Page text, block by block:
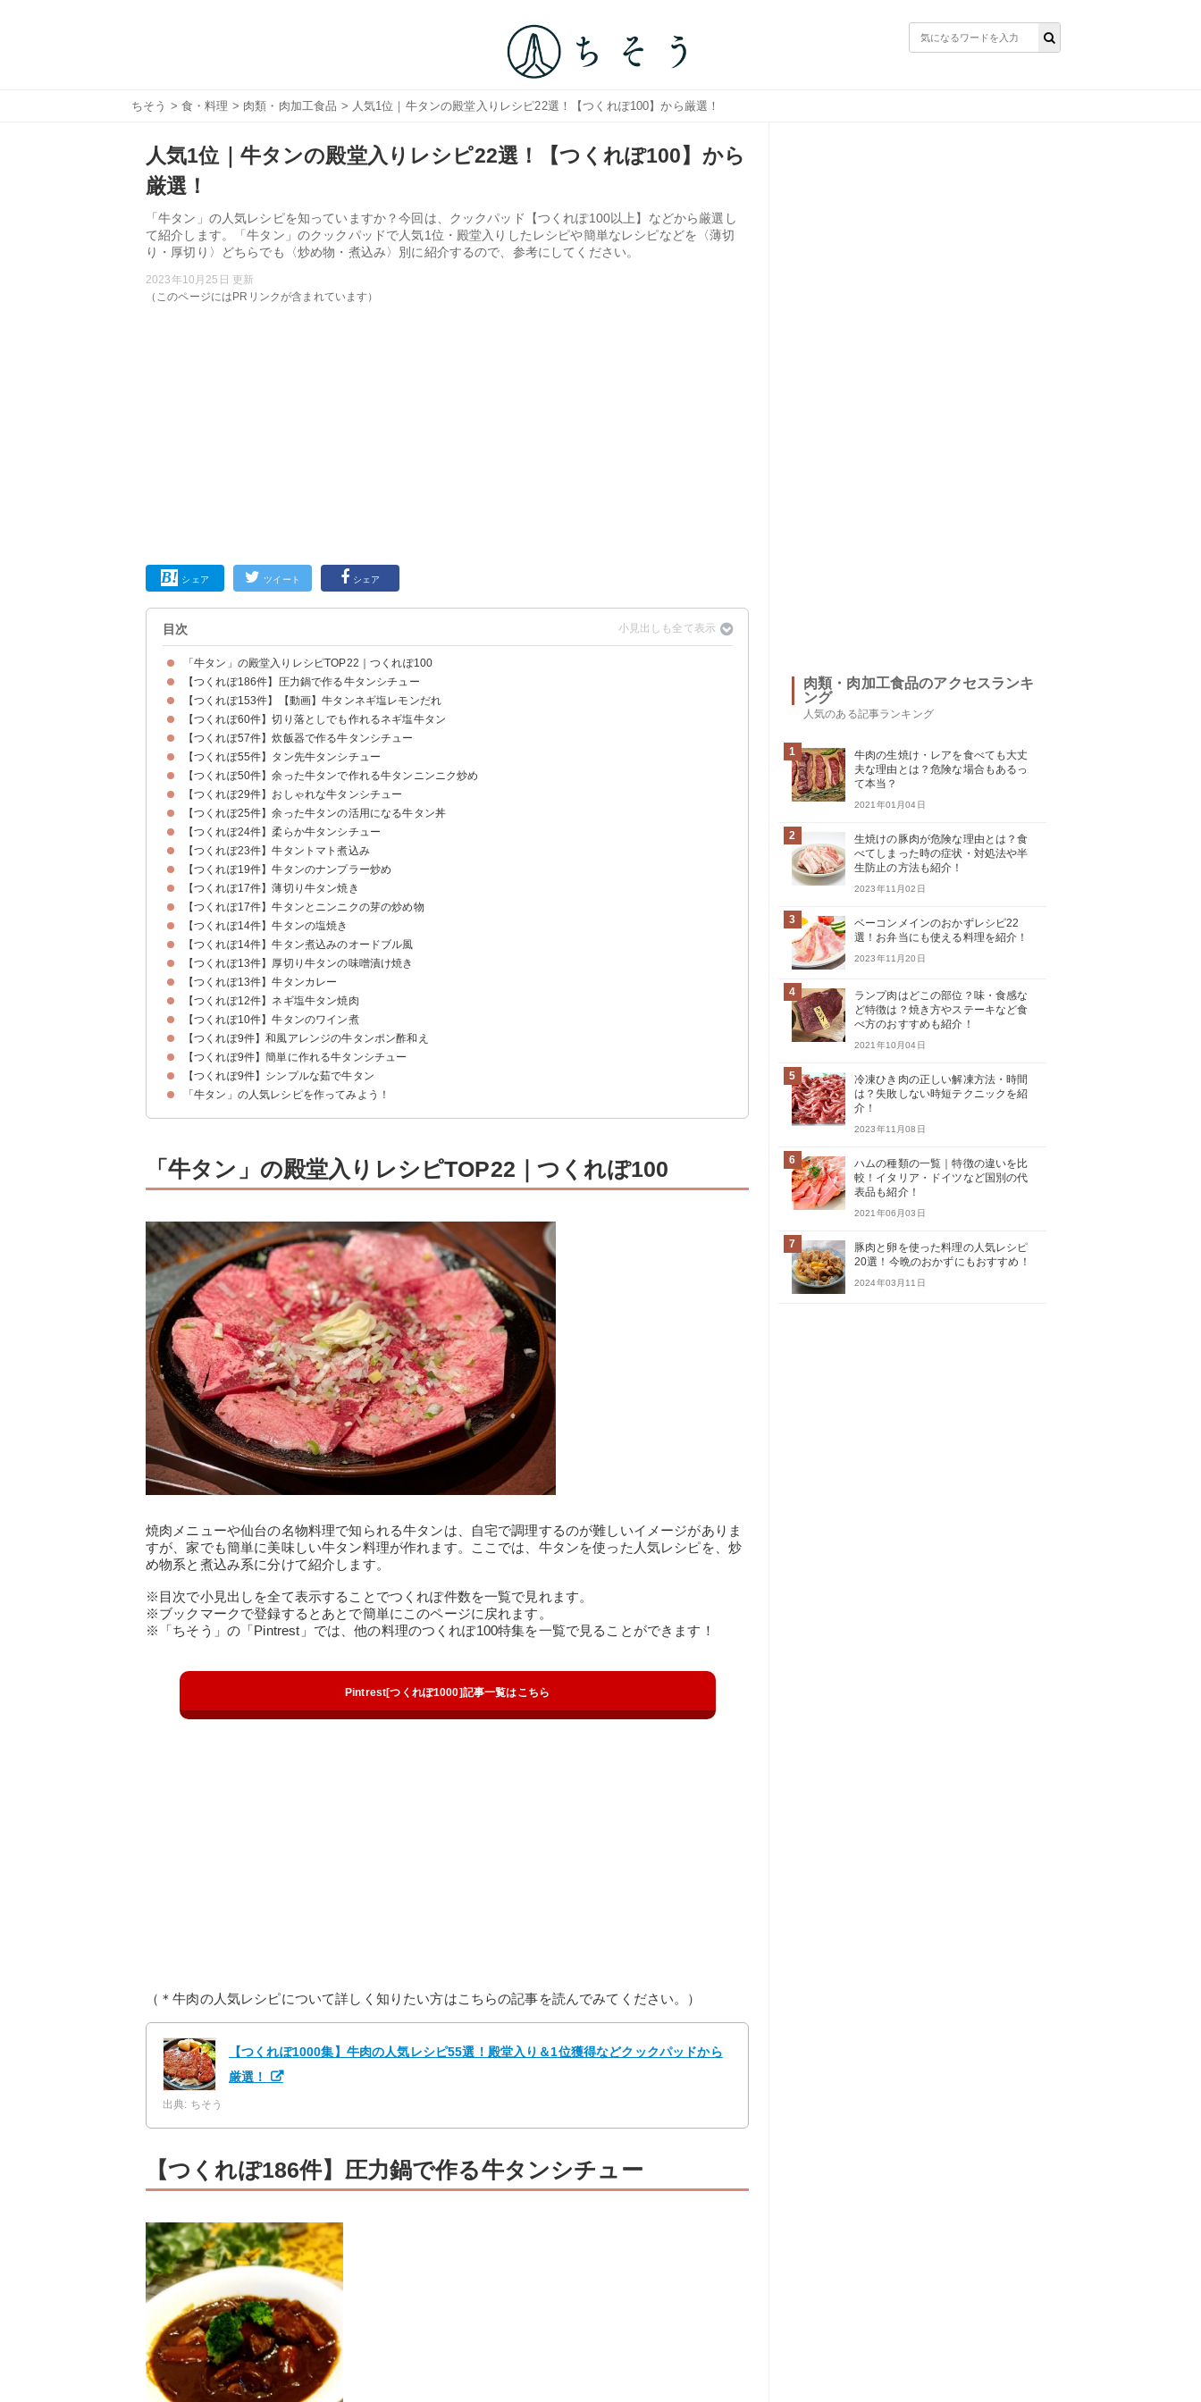
ちそう > 食・料理 > 肉類・肉加工食品 > 人気1位｜牛タンの殿堂入りレシピ22選！【つくれぽ100】から厳選！
人気1位｜牛タンの殿堂入りレシピ22選！【つくれぽ100】から
厳選！
「牛タン」の人気レシピを知っていますか？今回は、クックパッド【つくれぽ100以上】などから厳選し
て紹介します。「牛タン」のクックパッドで人気1位・殿堂入りしたレシピや簡単なレシピなどを〈薄切
り・厚切り〉どちらでも〈炒め物・煮込み〉別に紹介するので、参考にしてください。
2023年10月25日 更新
（このページにはPRリンクが含まれています）
シェア ツイート シェア
目次
「牛タン」の殿堂入りレシピTOP22｜つくれぽ100
【つくれぽ186件】圧力鍋で作る牛タンシチュー
【つくれぽ153件】【動画】牛タンネギ塩レモンだれ
【つくれぽ60件】切り落としでも作れるネギ塩牛タン
【つくれぽ57件】炊飯器で作る牛タンシチュー
【つくれぽ55件】タン先牛タンシチュー
【つくれぽ50件】余った牛タンで作れる牛タンニンニク炒め
【つくれぽ29件】おしゃれな牛タンシチュー
【つくれぽ25件】余った牛タンの活用になる牛タン丼
【つくれぽ24件】柔らか牛タンシチュー
【つくれぽ23件】牛タントマト煮込み
【つくれぽ19件】牛タンのナンプラー炒め
【つくれぽ17件】薄切り牛タン焼き
【つくれぽ17件】牛タンとニンニクの芽の炒め物
【つくれぽ14件】牛タンの塩焼き
【つくれぽ14件】牛タン煮込みのオードブル風
【つくれぽ13件】厚切り牛タンの味噌漬け焼き
【つくれぽ13件】牛タンカレー
【つくれぽ12件】ネギ塩牛タン焼肉
【つくれぽ10件】牛タンのワイン煮
【つくれぽ9件】和風アレンジの牛タンポン酢和え
【つくれぽ9件】簡単に作れる牛タンシチュー
【つくれぽ9件】シンプルな茹で牛タン
「牛タン」の人気レシピを作ってみよう！
「牛タン」の殿堂入りレシピTOP22｜つくれぽ100
焼肉メニューや仙台の名物料理で知られる牛タンは、自宅で調理するのが難しいイメージがありま
すが、家でも簡単に美味しい牛タン料理が作れます。ここでは、牛タンを使った人気レシピを、炒
め物系と煮込み系に分けて紹介します。
※目次で小見出しを全て表示することでつくれぽ件数を一覧で見れます。
※ブックマークで登録するとあとで簡単にこのページに戻れます。
※「ちそう」の「Pintrest」では、他の料理のつくれぽ100特集を一覧で見ることができます！
Pintrest[つくれぽ1000]記事一覧はこちら
（＊牛肉の人気レシピについて詳しく知りたい方はこちらの記事を読んでみてください。）
【つくれぽ1000集】牛肉の人気レシピ55選！殿堂入り＆1位獲得などクックパッドから
厳選！
出典: ちそう
【つくれぽ186件】圧力鍋で作る牛タンシチュー
肉類・肉加工食品のアクセスランキ
ング
人気のある記事ランキング
1
牛肉の生焼け・レアを食べても大丈
夫な理由とは？危険な場合もあるっ
て本当？
2021年01月04日
2
生焼けの豚肉が危険な理由とは？食
べてしまった時の症状・対処法や半
生防止の方法も紹介！
2023年11月02日
3
ベーコンメインのおかずレシピ22
選！お弁当にも使える料理を紹介！
2023年11月20日
4
ランプ肉はどこの部位？味・食感な
ど特徴は？焼き方やステーキなど食
べ方のおすすめも紹介！
2021年10月04日
5
冷凍ひき肉の正しい解凍方法・時間
は？失敗しない時短テクニックを紹
介！
2023年11月08日
6
ハムの種類の一覧｜特徴の違いを比
較！イタリア・ドイツなど国別の代
表品も紹介！
2021年06月03日
7
豚肉と卵を使った料理の人気レシピ
20選！今晩のおかずにもおすすめ！
2024年03月11日